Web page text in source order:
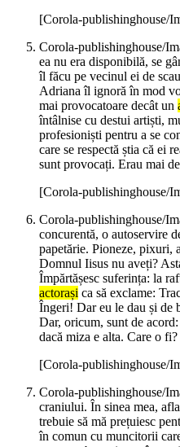
[Corola-publishinghouse/
Corola-publishinghouse/
ea nu era disponibilă, se
îl făcu pe vecinul ei de
Adriana îl ignoră în mod
mai provocatoare decât un
întâlnise cu destui artiști,
profesioniști pentru a se
care se respectă știa că ei
sunt provocați. Erau mai
[Corola-publishinghouse/
Corola-publishinghouse/
concurentă, o autoservire
papetărie. Pioneze, pixuri,
Domnul Iisus nu aveți?
Împărtășesc suferința: la
actorași ca să exclame:
Îngeri! Dar eu le dau și de
Dar, oricum, sunt de
dacă miza e alta. Care o
[Corola-publishinghouse/
Corola-publishinghouse/
craniului. În sinea mea,
trebuie să mă prețuiesc
în comun cu muncitorii